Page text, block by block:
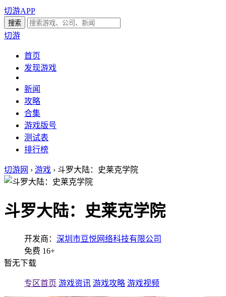
切游APP
切游
首页
发现游戏
新闻
攻略
合集
游戏版号
测试表
排行榜
切游网 › 游戏 › 斗罗大陆：史莱克学院
斗罗大陆：史莱克学院
开发商： 深圳市豆悦网络科技有限公司
免费 16+
暂无下载
专区首页 游戏资讯 游戏攻略 游戏视频